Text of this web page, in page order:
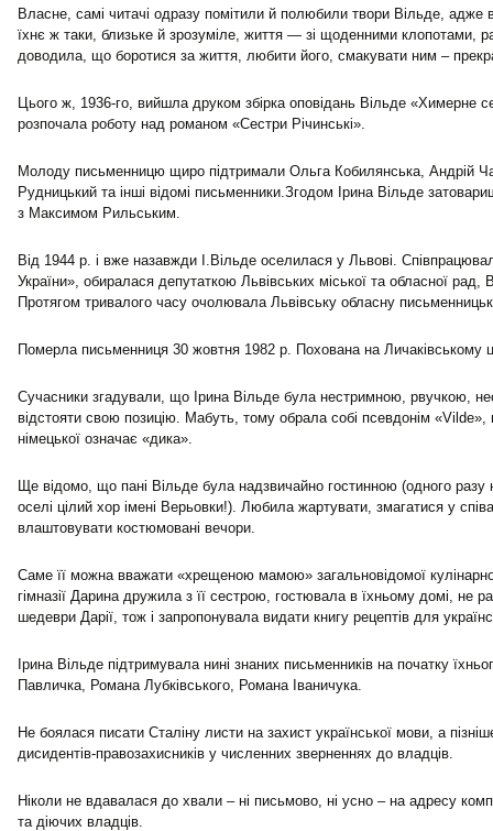
Власне, самі читачі одразу помітили й полюбили твори Вільде,
їхнє ж таки, близьке й зрозуміле, життя — зі щоденними клопотами,
доводила, що боротися за життя, любити його, смакувати ним –
Цього ж, 1936-го, вийшла друком збірка оповідань Вільде «Химерне
розпочала роботу над романом «Сестри Річинські».
Молоду письменницю щиро підтримали Ольга Кобилянська, Андрій
Рудницький та інші відомі письменники.Згодом Ірина Вільде
з Максимом Рильським.
Від 1944 р. і вже назавжди І.Вільде оселилася у Львові.
України», обиралася депутаткою Львівських міської та обласної
Протягом тривалого часу очолювала Львівську обласну
Померла письменниця 30 жовтня 1982 р. Похована на Личаківському
Сучасники згадували, що Ірина Вільде була нестримною, рвучкою,
відстояти свою позицію. Мабуть, тому обрала собі псевдонім
німецької означає «дика».
Ще відомо, що пані Вільде була надзвичайно гостинною (одного разу
оселі цілий хор імені Верьовки!). Любила жартувати, змагатися у
влаштовувати костюмовані вечори.
Саме її можна вважати «хрещеною мамою» загальновідомої
гімназії Дарина дружила з її сестрою, гостювала в їхньому домі, не
шедеври Дарії, тож і запропонувала видати книгу рецептів для
Ірина Вільде підтримувала нині знаних письменників на початку
Павличка, Романа Лубківського, Романа Іваничука.
Не боялася писати Сталіну листи на захист української мови, а
дисидентів-правозахисників у численних зверненнях до владців.
Ніколи не вдавалася до хвали – ні письмово, ні усно – на адресу
та діючих владців.